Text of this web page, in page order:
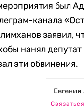
был
канала
заявил,
нанял
эти обвинения.